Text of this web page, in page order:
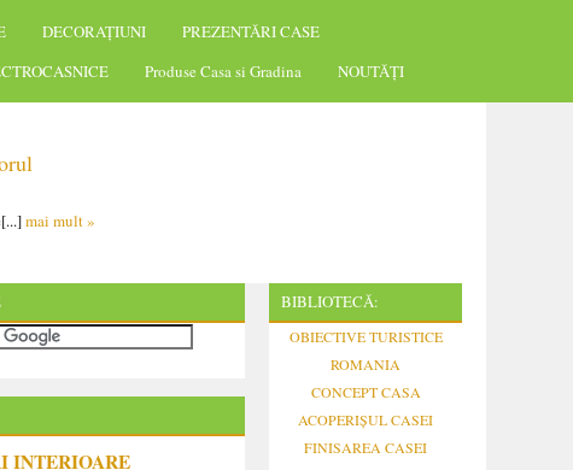
DECORAȚIUNI
PREZENTĂRI CASE
Produse Casa si Gradina NOUTĂȚI
mai mult »
INTERIOARE
BIBLIOTECĂ:
OBIECTIVE TURISTICE
ROMANIA
CONCEPT CASA
ACOPERIȘUL CASEI
FINISAREA CASEI